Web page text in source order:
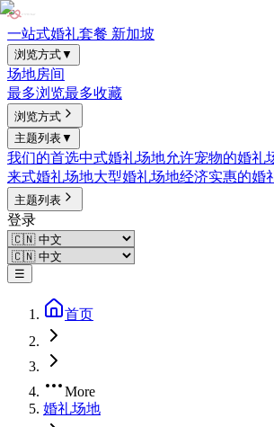
一站式婚礼套餐 新加坡
浏览方式▼
场地房间
最多浏览最多收藏
浏览方式
主题列表▼
我们的首选中式婚礼场地允许宠物的婚礼
来式婚礼场地大型婚礼场地经济实惠的婚
主题列表
登录
☰
首页
More
婚礼场地